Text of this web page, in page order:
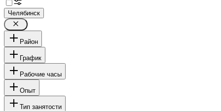
Челябинск
Район
График
Рабочие часы
Опыт
Тип занятости